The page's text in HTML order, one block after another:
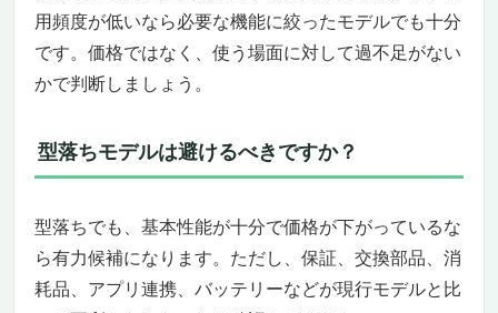
用頻度が低いなら必要な機能に絞ったモデルでも十分
です。価格ではなく、使う場面に対して過不足がない
かで判断しましょう。
型落ちモデルは避けるべきですか？
型落ちでも、基本性能が十分で価格が下がっているな
ら有力候補になります。ただし、保証、交換部品、消
耗品、アプリ連携、バッテリーなどが現行モデルと比